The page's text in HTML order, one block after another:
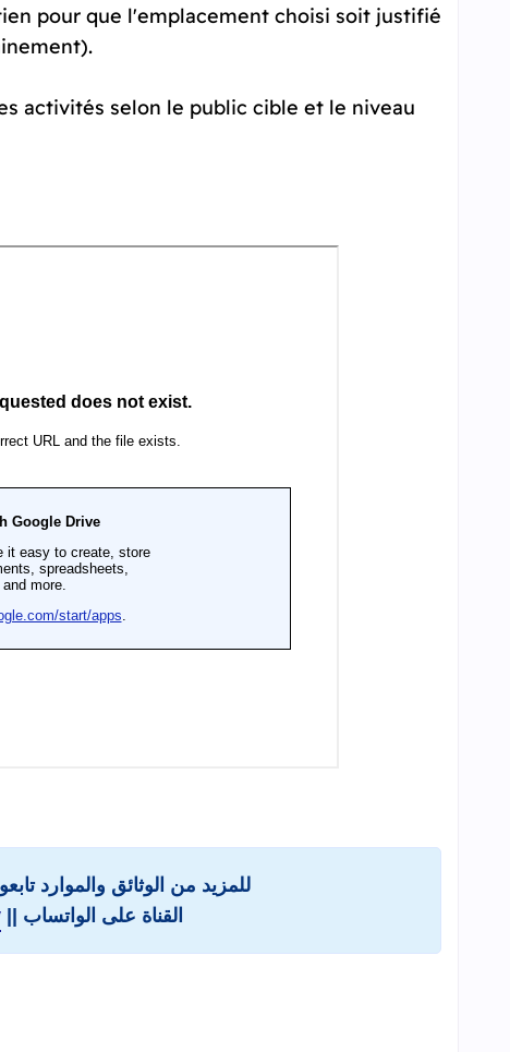
pour que l'emplacement choisi soit justifié
activités selon le public cible et le niveau
للمزيد من الوثائق والموارد
القناة على الواتساب ||